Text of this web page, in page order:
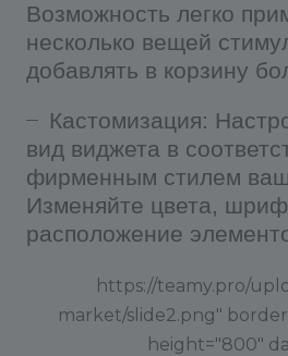
Возможность легко
несколько вещей
добавлять в корзину
Кастомизация:
вид виджета в
фирменным стилем
Изменяйте цвета,
расположение
https://teamy.pro/
market/slide2.png"
height="800"